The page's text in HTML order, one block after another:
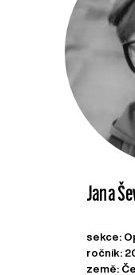
Jana
sekce:
ročník:
země: